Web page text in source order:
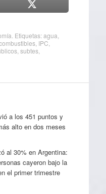
. Etiquetas:agua
, IPC
, subtes,
a los 451 puntos y
alto en dos meses
al 30% en Argentina:
cayeron bajo la
el primer trimestre